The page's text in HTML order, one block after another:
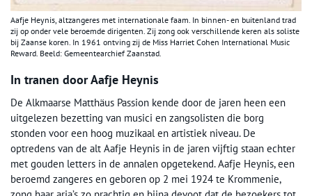
Aafje Heynis, altzangeres met internationale faam. In binnen- en buitenland trad
zij op onder vele beroemde dirigenten. Zij zong ook verschillende keren als soliste
bij Zaanse koren. In 1961 ontving zij de Miss Harriet Cohen International Music
Reward. Beeld: Gemeentearchief Zaanstad.
In tranen door Aafje Heynis
De Alkmaarse Matthäus Passion kende door de jaren heen een
uitgelezen bezetting van musici en zangsolisten die borg
stonden voor een hoog muzikaal en artistiek niveau. De
optredens van de alt Aafje Heynis in de jaren vijftig staan echter
met gouden letters in de annalen opgetekend. Aafje Heynis, een
beroemd zangeres en geboren op 2 mei 1924 te Krommenie,